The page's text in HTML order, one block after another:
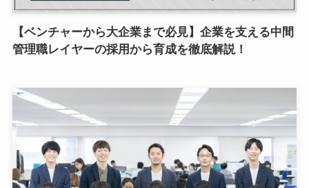
【ベンチャーから大企業まで必見】企業を支える中間
管理職レイヤーの採用から育成を徹底解説！